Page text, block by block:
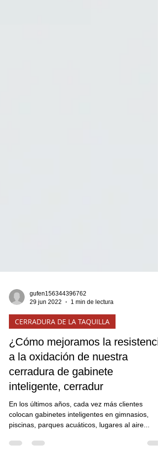
gufen156344396762
29 jun 2022
1 min de lectura
CERRADURA DE LA TAQUILLA
¿Cómo mejoramos la
a la oxidación de nuestra
cerradura de gabinete
inteligente, cerradur
En los últimos años, cada vez más clientes
piscinas, parques acuáticos, lugares al aire...